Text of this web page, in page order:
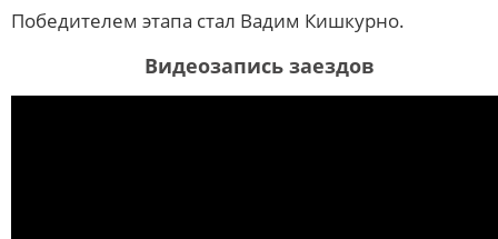
Победителем этапа стал Вадим Кишкурно.
Видеозапись заездов